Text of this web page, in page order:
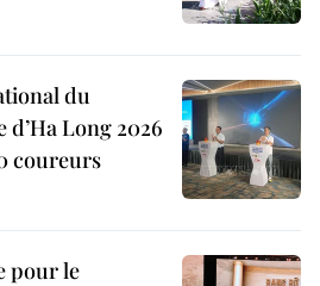
du
Long 2026
coureurs
pour le